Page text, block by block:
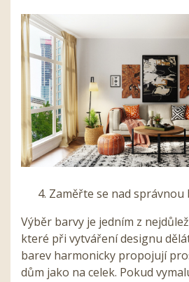
Zaměřte se nad správnou
Výběr barvy je jedním z
které při vytváření designu
barev harmonicky propojují
dům jako na celek. Pokud